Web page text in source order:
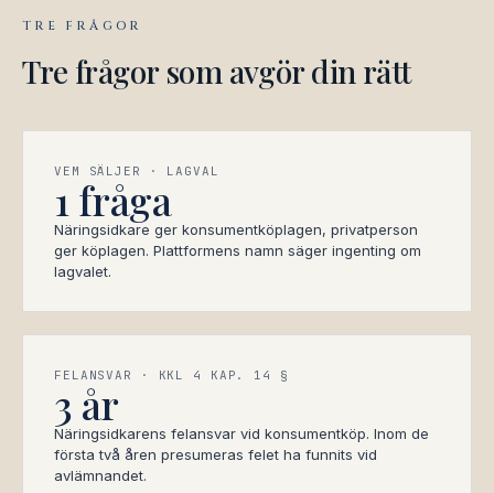
TRE FRÅGOR
Tre frågor som avgör din rätt
VEM SÄLJER · LAGVAL
1 fråga
Näringsidkare ger konsumentköplagen, privatperson
ger köplagen. Plattformens namn säger ingenting om
lagvalet.
FELANSVAR · KKL 4 KAP. 14 §
3 år
Näringsidkarens felansvar vid konsumentköp. Inom de
första två åren presumeras felet ha funnits vid
avlämnandet.